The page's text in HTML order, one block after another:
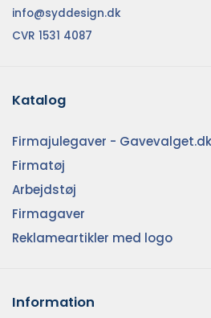
info@syddesign.dk
CVR 1531 4087
Katalog
Firmajulegaver - Gavevalget.dk
Firmatøj
Arbejdstøj
Firmagaver
Reklameartikler med logo
Information